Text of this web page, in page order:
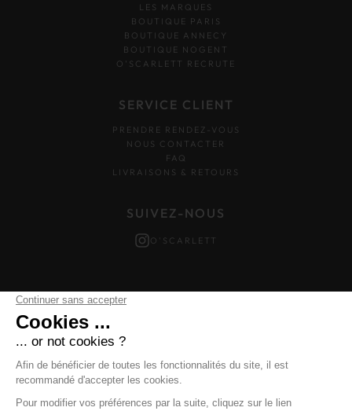
LES MARQUES
BOUTIQUE PARIS
BOUTIQUE ANNECY
BOUTIQUE NOGENT
O’SCARLETT RECRUTE
SERVICE CLIENT
PRENDRE RENDEZ-VOUS
NOUS CONTACTER
FAQ
LIVRAISONS & RETOURS
SUIVEZ-NOUS
O'SCARLETT
Mentions légales– Données personnelles –Cookies